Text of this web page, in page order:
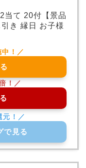
当て 20付【景品
き 縁日 お子様
で見る